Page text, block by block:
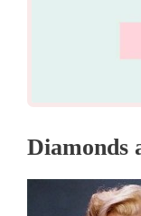
Diamonds